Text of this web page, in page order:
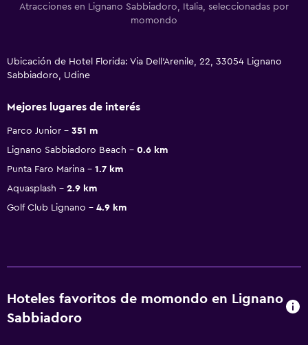
Atracciones en Lignano Sabbiadoro, Italia, seleccionadas por
momondo
Ubicación de Hotel Florida: Via Dell'Arenile, 22, 33054 Lignano
Sabbiadoro, Udine
Mejores lugares de interés
Parco Junior
351 m
Lignano Sabbiadoro Beach
0.6 km
Punta Faro Marina
1.7 km
Aquasplash
2.9 km
Golf Club Lignano
4.9 km
Hoteles favoritos de momondo en Lignano
Sabbiadoro